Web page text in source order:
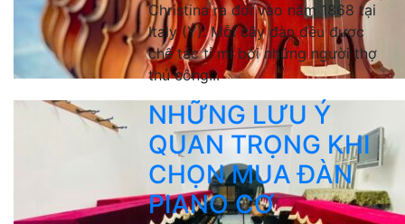
Christina ra đời vào năm 1868 tại
Italy (Ý). Mỗi cây đàn đều được
chế tác tỉ mỉ bởi những người thợ
thủ công...
NHỮNG LƯU Ý
QUAN TRỌNG KHI
CHỌN MUA ĐÀN
PIANO CƠ